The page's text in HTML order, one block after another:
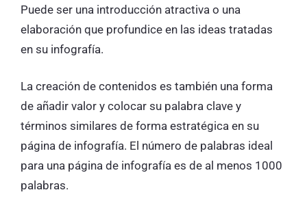
Puede ser una introducción atractiva o una
elaboración que profundice en las ideas tratadas
en su infografía.
La creación de contenidos es también una forma
de añadir valor y colocar su palabra clave y
términos similares de forma estratégica en su
página de infografía. El número de palabras ideal
para una página de infografía es de al menos 1000
palabras.